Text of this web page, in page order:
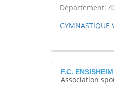
Département:
GYMNASTIQUE
F.C.
Association